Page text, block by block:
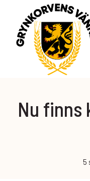
content
Nu finns
5